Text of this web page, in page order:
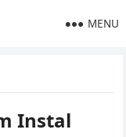
MENU
Instal